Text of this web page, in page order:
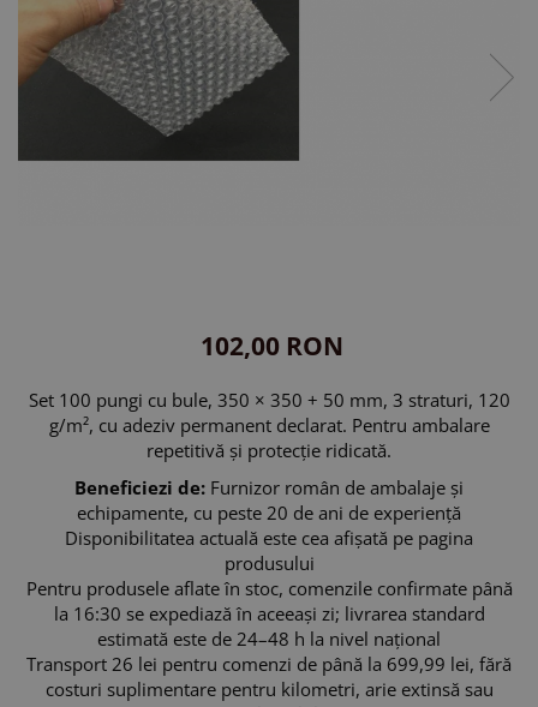
102,00 RON
Set 100 pungi cu bule, 350 × 350 + 50 mm, 3 straturi, 120
g/m², cu adeziv permanent declarat. Pentru ambalare
repetitivă și protecție ridicată.
Beneficiezi de: Furnizor român de ambalaje și
echipamente, cu peste 20 de ani de experiență
Disponibilitatea actuală este cea afișată pe pagina
produsului
Pentru produsele aflate în stoc, comenzile confirmate până
la 16:30 se expediază în aceeași zi; livrarea standard
estimată este de 24–48 h la nivel național
Transport 26 lei pentru comenzi de până la 699,99 lei, fără
costuri suplimentare pentru kilometri, arie extinsă sau